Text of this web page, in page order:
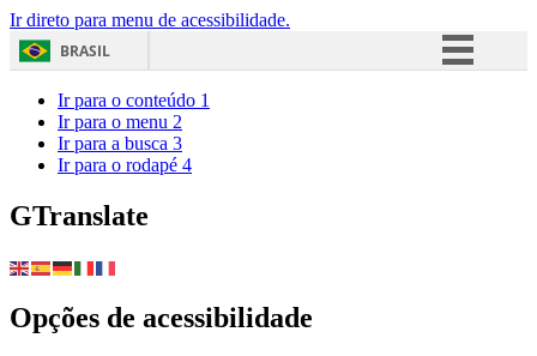
Ir direto para menu de acessibilidade.
BRASIL
Ir para o conteúdo 1
Ir para o menu 2
Ir para a busca 3
Ir para o rodapé 4
GTranslate
Opções de acessibilidade